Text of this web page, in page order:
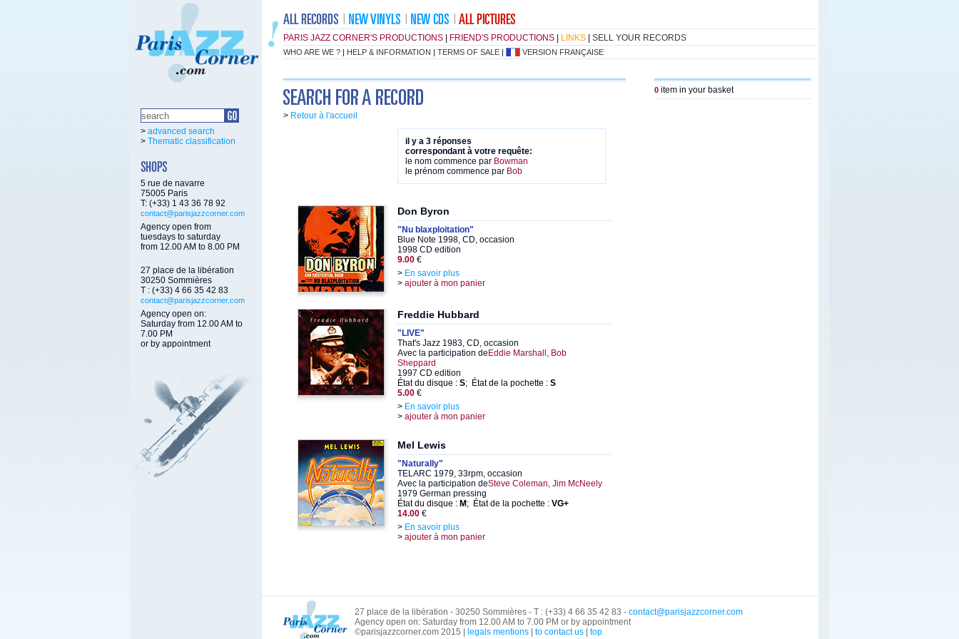
PARIS JAZZ CORNER'S PRODUCTIONS FRIEND'S PRODUCTIONS LINKS SELL YOUR RECORDS
WHO ARE WE ? | HELP & INFORMATION | TERMS OF SALE | VERSION FRANÇAISE
> advanced search
> Thematic classification
5 rue de navarre
75005 Paris
T: (+33) 1 43 36 78 92
contact@parisjazzcorner.com
Agency open from
tuesdays to saturday
from 12.00 AM to 8.00 PM
27 place de la libération
30250 Sommières
T : (+33) 4 66 35 42 83
contact@parisjazzcorner.com
Agency open on:
Saturday from 12.00 AM to
7.00 PM
or by appointment
> Retour à l'accueil
il y a 3 réponses
correspondant à votre requête:
le nom commence par Bowman
le prénom commence par Bob
Don Byron
"Nu blaxploitation"
Blue Note 1998, CD, occasion
1998 CD edition
9.00 €
> En savoir plus
> ajouter à mon panier
Freddie Hubbard
"LIVE"
That's Jazz 1983, CD, occasion
Avec la participation de Eddie Marshall, Bob
Sheppard
1997 CD edition
État du disque : S; État de la pochette : S
5.00 €
> En savoir plus
> ajouter à mon panier
Mel Lewis
"Naturally"
TELARC 1979, 33rpm, occasion
Avec la participation deSteve Coleman, Jim McNeely
1979 German pressing
État du disque : M ; État de la pochette : VG+
14.00 €
> En savoir plus
> ajouter à mon panier
0 item in your basket
27 place de la libération - 30250 Sommières - T : (+33) 4 66 35 42 83 - contact@parisjazzcorner.com
Agency open on: Saturday from 12.00 AM to 7.00 PM or by appointment
©parisjazzcorner.com 2015 |
legals mentions to contact us top